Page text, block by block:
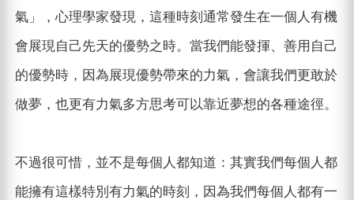
氣」，心理學家發現，這種時刻通常發生在一個人有機
會展現自己先天的優勢之時。當我們能發揮、善用自己
的優勢時，因為展現優勢帶來的力氣，會讓我們更敢於
做夢，也更有力氣多方思考可以靠近夢想的各種途徑。
不過很可惜，並不是每個人都知道：其實我們每個人都
能擁有這樣特別有力氣的時刻，因為我們每個人都有一